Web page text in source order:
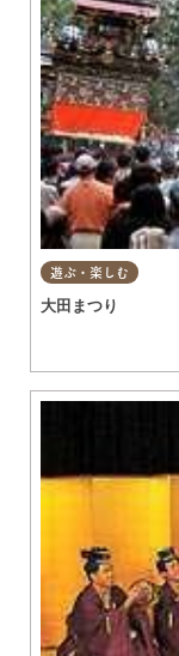
遊ぶ・楽しむ
大田まつり